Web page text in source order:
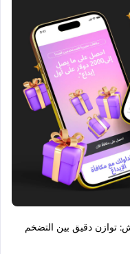
توازن دقيق بين التضخم